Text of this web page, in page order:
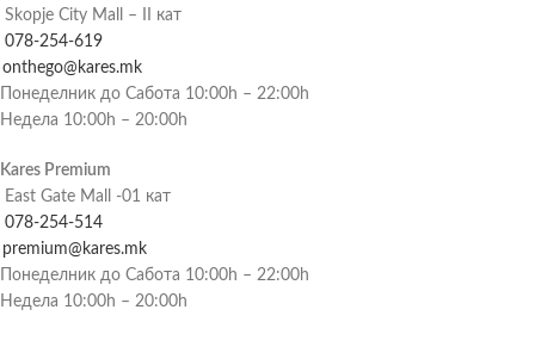
Skopje City Mall – II кат
078-254-619
onthego@kares.mk
Понеделник до Сабота 10:00h – 22:00h
Недела 10:00h – 20:00h
Kares Premium
East Gate Mall -01 кат
078-254-514
premium@kares.mk
Понеделник до Сабота 10:00h – 22:00h
Недела 10:00h – 20:00h